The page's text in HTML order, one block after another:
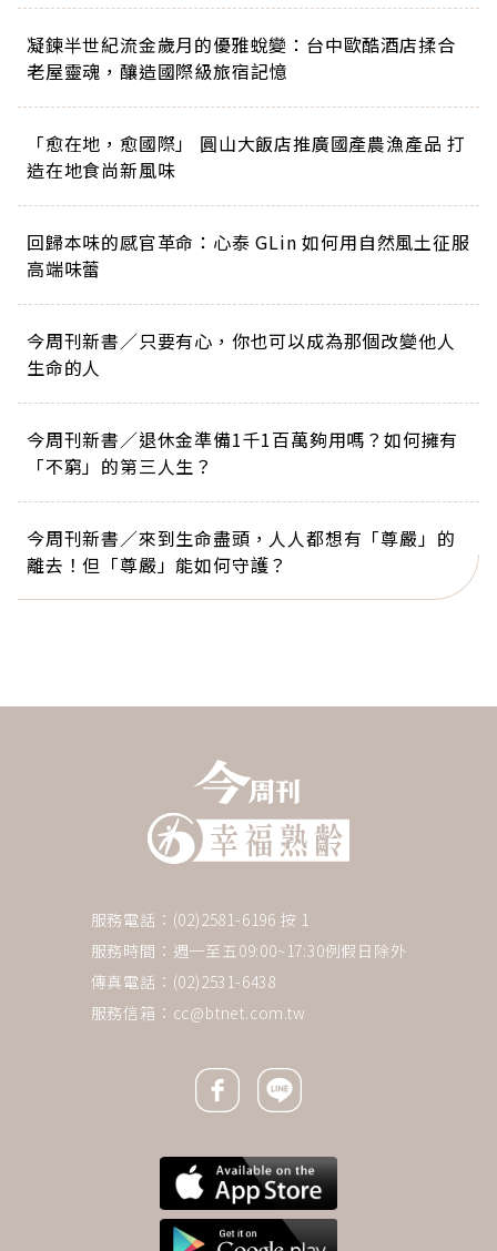
凝鍊半世紀流金歲月的優雅蛻變：台中歐酷酒店揉合
老屋靈魂，釀造國際級旅宿記憶
「愈在地，愈國際」 圓山大飯店推廣國產農漁產品 打
造在地食尚新風味
回歸本味的感官革命：心泰 GLin 如何用自然風土征服
高端味蕾
今周刊新書／只要有心，你也可以成為那個改變他人
生命的人
今周刊新書／退休金準備1千1百萬夠用嗎？如何擁有
「不窮」的第三人生？
今周刊新書／來到生命盡頭，人人都想有「尊嚴」的
離去！但「尊嚴」能如何守護？
服務電話：(02)2581-6196 按 1
服務時間：週一至五09:00~17:30例假日除外
傳真電話：(02)2531-6438
服務信箱： cc@btnet.com.tw
Facebook icon
Line icon